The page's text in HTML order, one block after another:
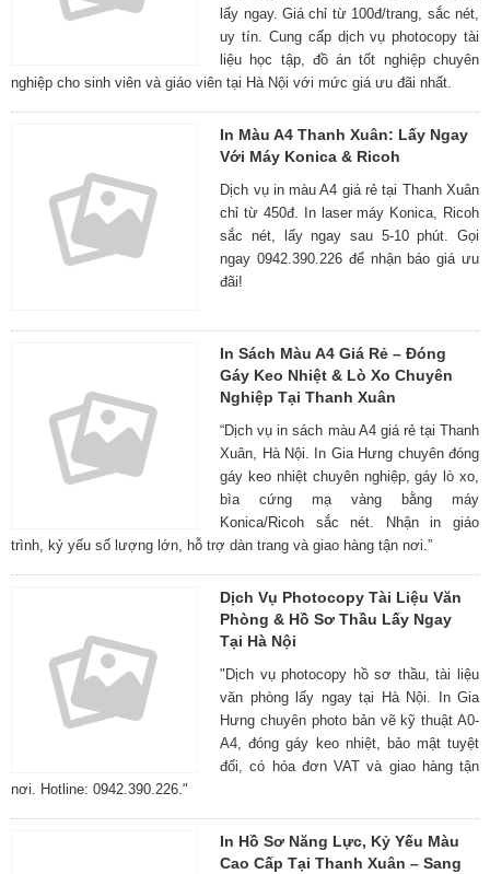
lấy ngay. Giá chỉ từ 100đ/trang, sắc nét,
uy tín. Cung cấp dịch vụ photocopy tài
liệu học tập, đồ án tốt nghiệp chuyên
nghiệp cho sinh viên và giáo viên tại Hà Nội với mức giá ưu đãi nhất.
In Màu A4 Thanh Xuân: Lấy Ngay
Với Máy Konica & Ricoh
Dịch vụ in màu A4 giá rẻ tại Thanh Xuân
chỉ từ 450đ. In laser máy Konica, Ricoh
sắc nét, lấy ngay sau 5-10 phút. Gọi
ngay 0942.390.226 để nhận báo giá ưu
đãi!
In Sách Màu A4 Giá Rẻ – Đóng
Gáy Keo Nhiệt & Lò Xo Chuyên
Nghiệp Tại Thanh Xuân
“Dịch vụ in sách màu A4 giá rẻ tại Thanh
Xuân, Hà Nội. In Gia Hưng chuyên đóng
gáy keo nhiệt chuyên nghiệp, gáy lò xo,
bìa cứng mạ vàng bằng máy
Konica/Ricoh sắc nét. Nhận in giáo
trình, kỷ yếu số lượng lớn, hỗ trợ dàn trang và giao hàng tận nơi.”
Dịch Vụ Photocopy Tài Liệu Văn
Phòng & Hồ Sơ Thầu Lấy Ngay
Tại Hà Nội
"Dịch vụ photocopy hồ sơ thầu, tài liệu
văn phòng lấy ngay tại Hà Nội. In Gia
Hưng chuyên photo bản vẽ kỹ thuật A0-
A4, đóng gáy keo nhiệt, bảo mật tuyệt
đối, có hóa đơn VAT và giao hàng tận
nơi. Hotline: 0942.390.226."
In Hồ Sơ Năng Lực, Kỷ Yếu Màu
Cao Cấp Tại Thanh Xuân – Sang